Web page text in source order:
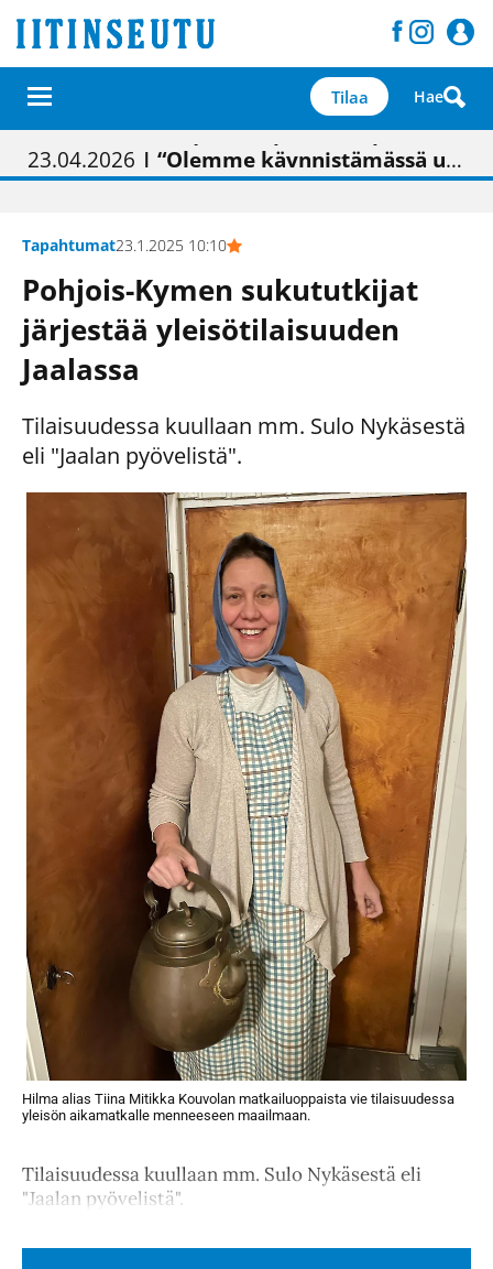
Tilaa Hae
01.02.2026 | Painon vaihtumisen pitäisi näkyä hieman parempana painojäljen laatuna lehdessä
05.02.2026 | Uudistettu kunnantalo on valoisa
23.04.2026 | “Olemme käynnistämässä uudelleen keskustavisiotyön”
09.05.2026| "Maalla on totuttu elämään omavaraisemmin kuin kaupungissa"
Tapahtumat23.1.2025 10:10
Pohjois-Kymen sukututkijat
järjestää yleisötilaisuuden
Jaalassa
Tilaisuudessa kuullaan mm. Sulo Nykäsestä
eli "Jaalan pyövelistä".
Hilma alias Tiina Mitikka Kouvolan matkailuoppaista vie tilaisuudessa
yleisön aikamatkalle menneeseen maailmaan.
Tilaisuudessa kuullaan mm. Sulo Nykäsestä eli
"Jaalan pyövelistä".